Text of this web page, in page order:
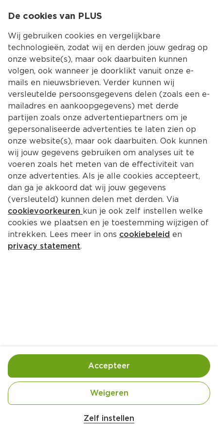
Kies jouw
2 racks piri piri spareribs
½ watermeloen, in plakken
150 g feta, verbrokkeld
De cookies van PLUS
Wij gebruiken cookies en vergelijkbare
technologieën, zodat wij en derden jouw gedrag op
onze website(s), maar ook daarbuiten kunnen
volgen, ook wanneer je doorklikt vanuit onze e-
mails en nieuwsbrieven. Verder kunnen wij
versleutelde persoonsgegevens delen (zoals een e-
mailadres en aankoopgegevens) met derde
partijen zoals onze advertentiepartners om je
gepersonaliseerde advertenties te laten zien op
onze website(s), maar ook daarbuiten. Ook kunnen
wij jouw gegevens gebruiken om analyses uit te
voeren zoals het meten van de effectiviteit van
onze advertenties. Als je alle cookies accepteert,
dan ga je akkoord dat wij jouw gegevens
(versleuteld) kunnen delen met derden. Via
cookievoorkeuren kun je ook zelf instellen welke
cookies we plaatsen en je toestemming wijzigen of
intrekken. Lees meer in ons cookiebeleid en
privacy statement.
Zelf instellen
Weigeren
Accepteer